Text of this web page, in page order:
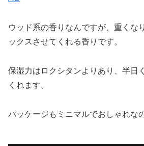
ウッド系の香りなんですが、重くな
ックスさせてくれる香りです。
保湿力はロクシタンよりあり、半日
くれます。
パッケージもミニマルでおしゃれな